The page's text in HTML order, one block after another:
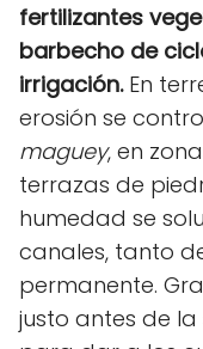
fertilizantes
barbecho de
irrigación.En
erosión se
maguey, en
terrazas de
humedad se
canales, tanto
permanente.
justo antes de